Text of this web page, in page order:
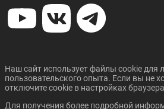
Наш сайт использует файлы cookie для
пользовательского опыта. Если вы не
отключите cookie в настройках
Для получения более подробной